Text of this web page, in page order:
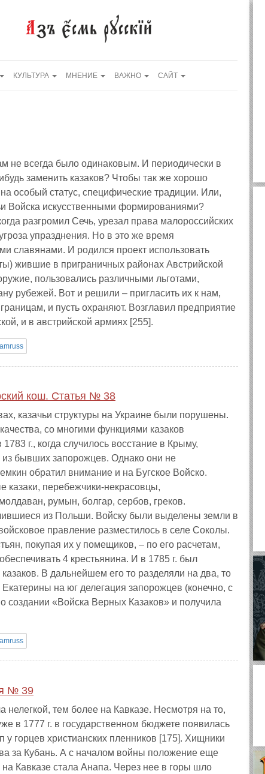
КУЛЬТУРА МНЕНИЕ ВАЖНО САЙТ
не всегда было одинаковым. И периодически в
заменить казаков? Чтобы так же хорошо
особый статус, специфические традиции. Или,
Войска искусственными формированиями?
разгромил Сечь, урезал права малороссийских
упразднения. Но в это же время
славянами. И родился проект использовать
жившие в приграничных районах Австрийской
пользовались различными льготами,
рубежей. Вот и решили – пригласить их к нам,
и пусть охраняют. Возглавил предприятие
и в австрийской армиях [255].
кош. Статья № 38
казачьи структуры на Украине были порушены.
со многими функциями казаков
г., когда случилось восстание в Крыму,
из бывших запорожцев. Однако они не
обратил внимание и на Бугское Войско.
перебежчики-некрасовцы,
румын, болгар, сербов, греков.
из Польши. Войску были выделены земли в
правление разместилось в селе Соколы.
покупая их у помещиков, – по его расчетам,
4 крестьянина. И в 1785 г. был
В дальнейшем его то разделяли на два, то
на юг делегация запорожцев (конечно, с
создании «Войска Верных Казаков» и получила
№ 39
тем более на Кавказе. Несмотря на то,
в 1777 г. в государственном бюджете появилась
у горцев христианских пленников [175]. Хищники
за Кубань. А с началом войны положение еще
Кавказе стала Анапа. Через нее в горы шло